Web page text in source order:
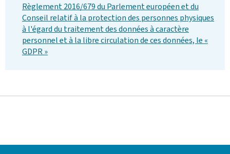
Règlement 2016/679 du Parlement européen et du
Conseil relatif à la protection des personnes physiques
à l'égard du traitement des données à caractère
personnel et à la libre circulation de ces données, le «
GDPR »